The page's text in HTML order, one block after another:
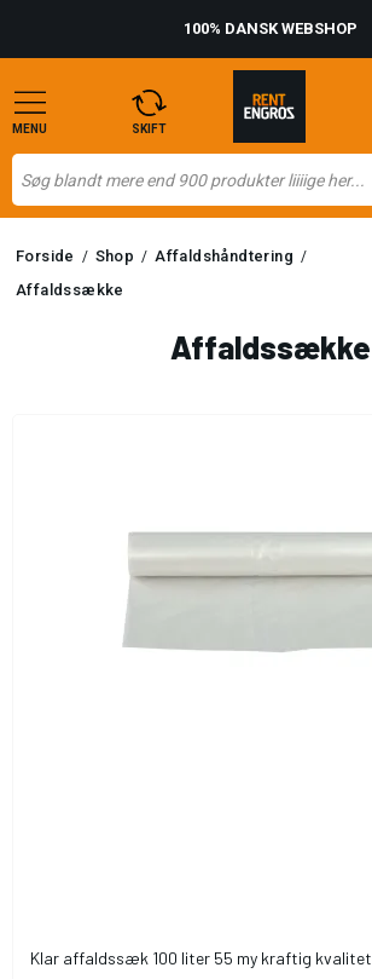
100% DANSK WEBSHOP
MENU SKIFT
Forside / Shop / Affaldshåndtering /
Affaldssække
Affaldssække
Klar affaldssæk 100 liter 55 my kraftig kvalitet